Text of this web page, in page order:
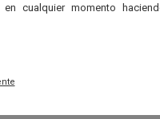
que a lo largo de la
de oxidación notable a
que no contienen oxígeno,
su historia. “Bajo este
contribuido de alguna forma
cualquier momento